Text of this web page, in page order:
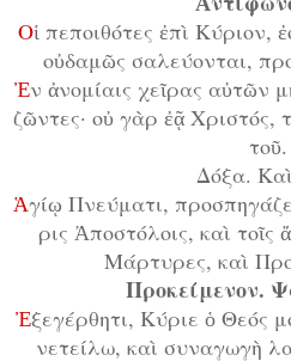
Οἱ πε­ποι­θό­τες ἐ­πὶ Κύ­ρι­ον,
οὐ­δα­μῶς σα­λεύ­ον­ται,
Ἐν ἀ­νο­μί­αις χεῖ­ρας αὐ­τῶν
ζῶν­τες· οὐ γὰρ ἐ­ᾷ
τοῦ.
Δό­ξα.
Ἁ­γί­ῳ Πνεύ­μα­τι,
ρις Ἀ­πο­στό­λοις, καὶ τοῖς
Μάρ­τυ­ρες, καὶ
Προ­κεί­με­νον.
Ἐ­ξε­γέρ­θη­τι, Κύ­ρι­ε ὁ Θε­ός
νε­τεί­λω, καὶ συ­να­γω­γὴ